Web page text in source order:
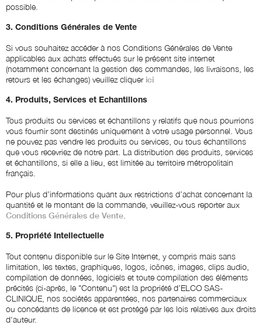
possible.
3. Conditions Générales de Vente
Si vous souhaitez accéder à nos Conditions Générales de Vente
applicables aux achats effectués sur le présent site internet
(notamment concernant la gestion des commandes, les livraisons, les
retours et les échanges) veuillez cliquer ici
4. Produits, Services et Echantillons
Tous produits ou services et échantillons y relatifs que nous pourrions
vous fournir sont destinés uniquement à votre usage personnel. Vous
ne pouvez pas vendre les produits ou services, ou tous échantillons
que vous recevriez de notre part. La distribution des produits, services
et échantillons, si elle a lieu, est limitée au territoire métropolitain
français.
Pour plus d’informations quant aux restrictions d’achat concernant la
quantité et le montant de la commande, veuillez-vous reporter aux
Conditions Générales de Vente
5. Propriété Intellectuelle
Tout contenu disponible sur le Site Internet, y compris mais sans
limitation, les textes, graphiques, logos, icônes, images, clips audio,
compilation de données, logiciels et toute compilation des éléments
précités (ci-après, le "Contenu") est la propriété d’ELCO SAS-
CLINIQUE, nos sociétés apparentées, nos partenaires commerciaux
ou concédants de licence et est protégé par les lois relatives aux droits
d'auteur.